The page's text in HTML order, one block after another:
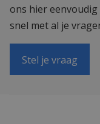
ons hier
snel met al je
Stel je vraag